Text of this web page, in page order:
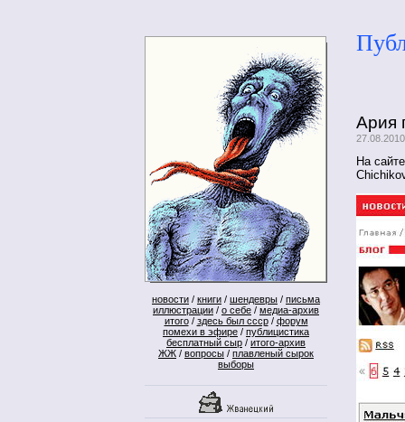
новости / книги / шендевры / письма
иллюстрации / о себе / медиа-архив
итого/ здесь был ссср/ форум
помехи в эфире / публицистика
бесплатный сыр / итого-архив
ЖЖ / вопросы / плавленый сырок
выборы
Ария
На